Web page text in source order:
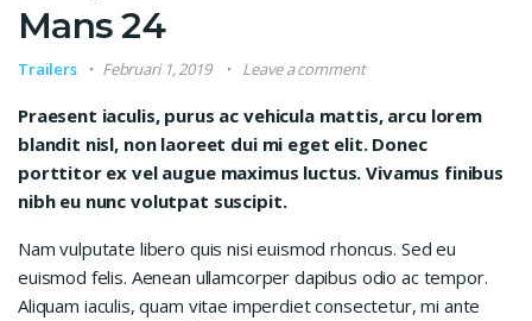
Mans 24
Trailers Februari 1, 2019 Leave a comment
Praesent iaculis, purus ac vehicula mattis, arcu lorem
blandit nisl, non laoreet dui mi eget elit. Donec
porttitor ex vel augue maximus luctus. Vivamus finibus
nibh eu nunc volutpat suscipit.
Nam vulputate libero quis nisi euismod rhoncus. Sed eu
euismod felis. Aenean ullamcorper dapibus odio ac tempor.
Aliquam iaculis, quam vitae imperdiet consectetur, mi ante